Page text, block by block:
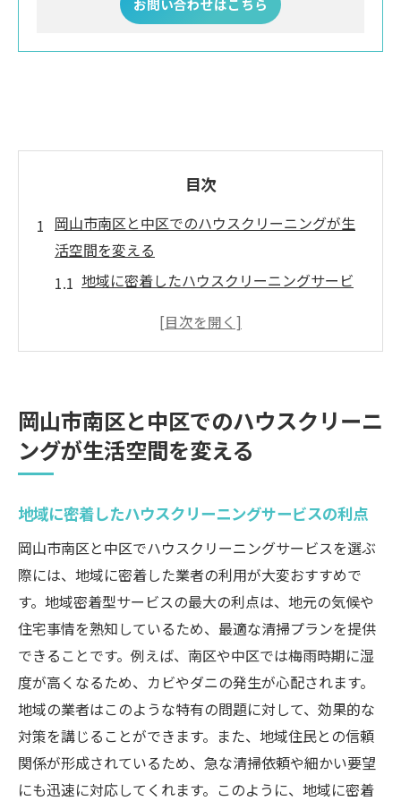
お問い合わせはこちら
目次
岡山市南区と中区でのハウスクリーニングが生
活空間を変える
地域に密着したハウスクリーニングサービ
南区と中区の気候に適した掃除方法の重要
ハウスクリーニングが健康に与える影響
プロの技術で新たな住まいの快適さを体感
ハウスクリーニングのプロが教える岡山市特有
の掃除法
岡山市の住宅環境に合わせた掃除のコツ
プロが教える頑固な汚れの落とし方
南区と中区のエリア別清掃ポイント
効果的な掃除スケジュールの組み立て方
環境に優しいクリーニング用品の選び方
プロの視点から見た掃除の新常識
岡山市南区中区のハウスクリーニングで快適空
間を手に入れる
岡山市南区と中区でのハウスクリーニ
ングが生活空間を変える
地域に密着したハウスクリーニングサービスの利点
岡山市南区と中区でハウスクリーニングサービスを選ぶ
際には、地域に密着した業者の利用が大変おすすめで
す。地域密着型サービスの最大の利点は、地元の気候や
住宅事情を熟知しているため、最適な清掃プランを提供
できることです。例えば、南区や中区では梅雨時期に湿
度が高くなるため、カビやダニの発生が心配されます。
地域の業者はこのような特有の問題に対して、効果的な
対策を講じることができます。また、地域住民との信頼
関係が形成されているため、急な清掃依頼や細かい要望
にも迅速に対応してくれます。このように、地域に密着